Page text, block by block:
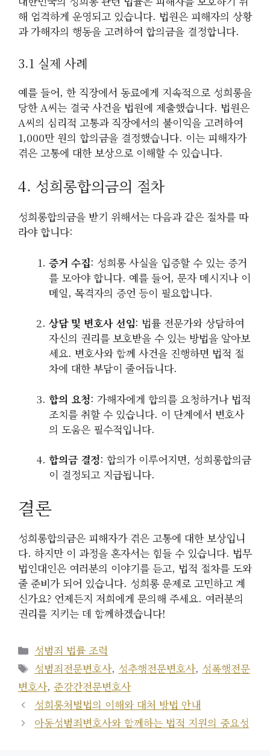
해 엄격하게 운영되고 있습니다. 법원은 피해자의 상황
과 가해자의 행동을 고려하여 합의금을 결정합니다.
3.1 실제 사례
예를 들어, 한 직장에서 동료에게 지속적으로 성희롱을
당한 A씨는 결국 사건을 법원에 제출했습니다. 법원은
A씨의 심리적 고통과 직장에서의 불이익을 고려하여
1,000만 원의 합의금을 결정했습니다. 이는 피해자가
겪은 고통에 대한 보상으로 이해할 수 있습니다.
4. 성희롱합의금의 절차
성희롱합의금을 받기 위해서는 다음과 같은 절차를 따
라야 합니다:
증거 수집: 성희롱 사실을 입증할 수 있는 증거
를 모아야 합니다. 예를 들어, 문자 메시지나 이
메일, 목격자의 증언 등이 필요합니다.
상담 및 변호사 선임: 법률 전문가와 상담하여
자신의 권리를 보호받을 수 있는 방법을 알아보
세요. 변호사와 함께 사건을 진행하면 법적 절
차에 대한 부담이 줄어듭니다.
합의 요청: 가해자에게 합의를 요청하거나 법적
조치를 취할 수 있습니다. 이 단계에서 변호사
의 도움은 필수적입니다.
합의금 결정: 합의가 이루어지면, 성희롱합의금
이 결정되고 지급됩니다.
결론
성희롱합의금은 피해자가 겪은 고통에 대한 보상입니
다. 하지만 이 과정을 혼자서는 힘들 수 있습니다. 법무
법인대인은 여러분의 이야기를 듣고, 법적 절차를 도와
줄 준비가 되어 있습니다. 성희롱 문제로 고민하고 계
신가요? 언제든지 저희에게 문의해 주세요. 여러분의
권리를 지키는 데 함께하겠습니다!
카
테
고
리
성범죄 법률 조력
태
그
성범죄전문변호사, 성추행전문변호사, 성폭행전문
변호사, 준강간전문변호사
성희롱처벌법의 이해와 대처 방법 안내
아동성범죄변호사와 함께하는 법적 지원의 중요성